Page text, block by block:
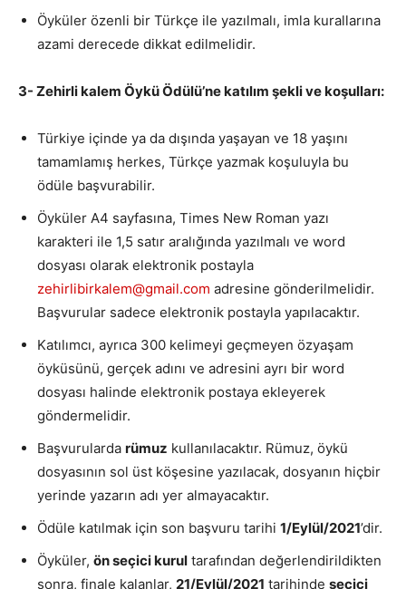
Öyküler özenli bir Türkçe ile yazılmalı, imla kurallarına
azami derecede dikkat edilmelidir.
3- Zehirli kalem Öykü Ödülü’ne katılım şekli ve koşulları:
Türkiye içinde ya da dışında yaşayan ve 18 yaşını
tamamlamış herkes, Türkçe yazmak koşuluyla bu
ödüle başvurabilir.
Öyküler A4 sayfasına, Times New Roman yazı
karakteri ile 1,5 satır aralığında yazılmalı ve word
dosyası olarak elektronik postayla
zehirlibirkalem@gmail.com adresine gönderilmelidir.
Başvurular sadece elektronik postayla yapılacaktır.
Katılımcı, ayrıca 300 kelimeyi geçmeyen özyaşam
öyküsünü, gerçek adını ve adresini ayrı bir word
dosyası halinde elektronik postaya ekleyerek
göndermelidir.
Başvurularda rümuz kullanılacaktır. Rümuz, öykü
dosyasının sol üst köşesine yazılacak, dosyanın hiçbir
yerinde yazarın adı yer almayacaktır.
Ödüle katılmak için son başvuru tarihi 1/Eylül/2021’dir.
Öyküler, ön seçici kurul tarafından değerlendirildikten
sonra, finale kalanlar, 21/Eylül/2021 tarihinde seçici